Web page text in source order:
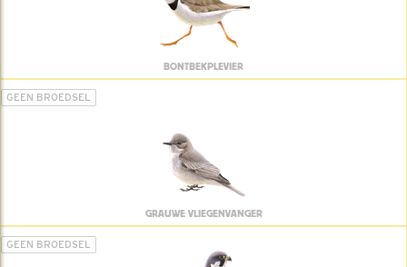
BONTBEKPLEVIER
GEEN BROEDSEL
GRAUWE VLIEGENVANGER
GEEN BROEDSEL